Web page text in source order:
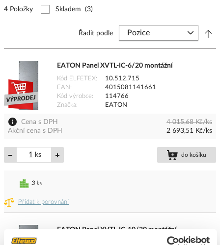
4 Položky Skladem (3)
Řadit podle
EATON Panel XVTL-IC-6/20 montážní
Kód ELFETEX
10.512.715
EAN
4015081141661
Kód výrobce
114766
Značka
EATON
Cena s DPH
4 015,68 Kč/ks
Akční cena s DPH
2 693,51 Kč/ks
ks do košíku
Přidat k porovnání
3 ks
EATON Panel XVTL-IC-10/20 montážní